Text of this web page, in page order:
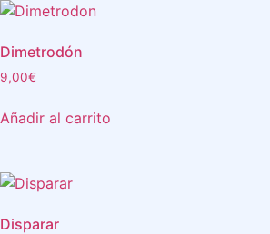
Dimetrodón
9,00€
Añadir al carrito
Disparar